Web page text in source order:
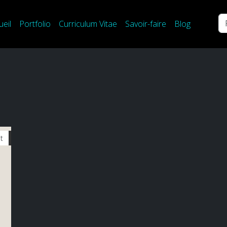
Portfolio Curriculum Vitae Savoir-faire Blog